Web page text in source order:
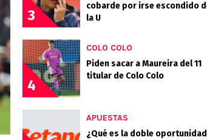
3
cobarde por irse escondido
la U
4
COLO COLO
Piden sacar a Maureira del 11
titular de Colo Colo
APUESTAS
¿Qué es la doble oportunidad